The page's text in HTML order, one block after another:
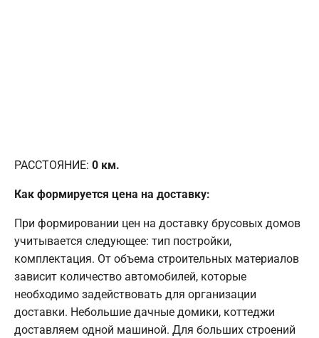
РАССТОЯНИЕ: 0 км.
Как формируется цена на доставку:
При формировании цен на доставку брусовых домов
учитывается следующее: тип постройки,
комплектация. От объема строительных материалов
зависит количество автомобилей, которые
необходимо задействовать для организации
доставки. Небольшие дачные домики, коттеджи
доставляем одной машиной. Для больших строений